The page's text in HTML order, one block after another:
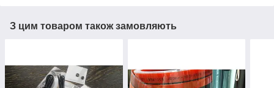
З цим товаром також замовляють